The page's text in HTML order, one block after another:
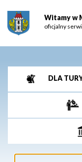
Witamy w
oficjalny
DLA